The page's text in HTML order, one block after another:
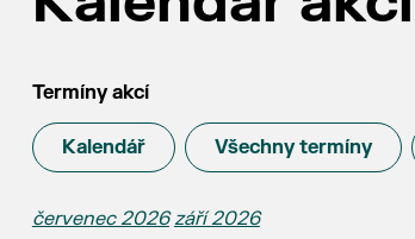
Termíny akcí
Kalendář Všechny termíny
červenec 2026 září 2026